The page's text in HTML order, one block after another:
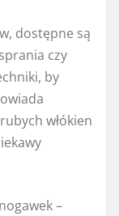
dostępne są
czy
by
włókien
–